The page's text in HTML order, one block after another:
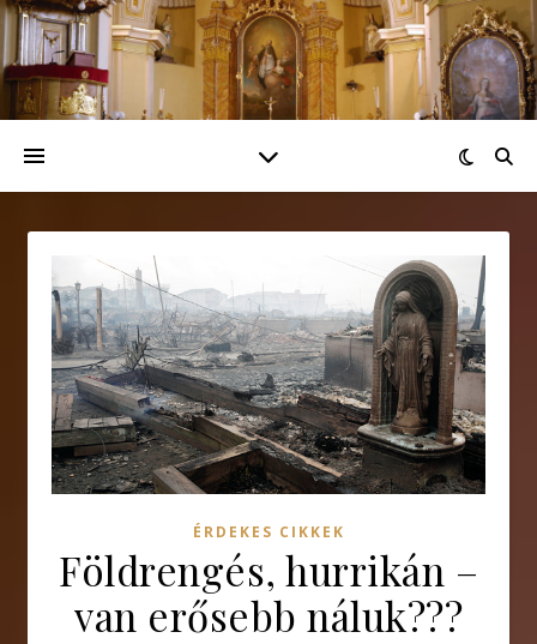
ÉRDEKES CIKKEK
Földrengés, hurrikán –
van erősebb náluk???